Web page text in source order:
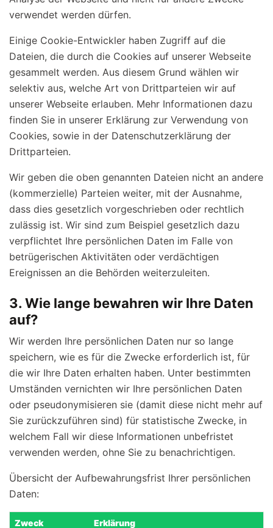
verwendet werden dürfen.
Einige Cookie-Entwickler haben Zugriff auf die
Dateien, die durch die Cookies auf unserer Webseite
gesammelt werden. Aus diesem Grund wählen wir
selektiv aus, welche Art von Drittparteien wir auf
unserer Webseite erlauben. Mehr Informationen dazu
finden Sie in unserer Erklärung zur Verwendung von
Cookies, sowie in der Datenschutzerklärung der
Drittparteien.
Wir geben die oben genannten Dateien nicht an andere
(kommerzielle) Parteien weiter, mit der Ausnahme,
dass dies gesetzlich vorgeschrieben oder rechtlich
zulässig ist. Wir sind zum Beispiel gesetzlich dazu
verpflichtet Ihre persönlichen Daten im Falle von
betrügerischen Aktivitäten oder verdächtigen
Ereignissen an die Behörden weiterzuleiten.
3. Wie lange bewahren wir Ihre Daten
auf?
Wir werden Ihre persönlichen Daten nur so lange
speichern, wie es für die Zwecke erforderlich ist, für
die wir Ihre Daten erhalten haben. Unter bestimmten
Umständen vernichten wir Ihre persönlichen Daten
oder pseudonymisieren sie (damit diese nicht mehr auf
Sie zurückzuführen sind) für statistische Zwecke, in
welchem Fall wir diese Informationen unbefristet
verwenden werden, ohne Sie zu benachrichtigen.
Übersicht der Aufbewahrungsfrist Ihrer persönlichen
Daten:
Zweck Erklärung